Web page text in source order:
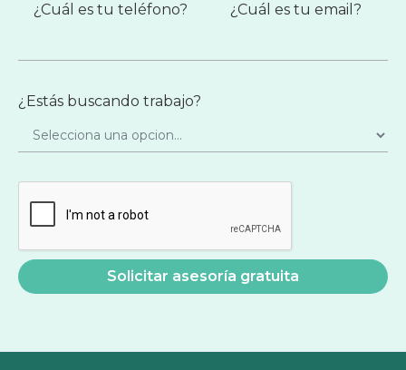
¿Cuál es tu teléfono? ¿Cuál es tu email?
¿Estás buscando trabajo?